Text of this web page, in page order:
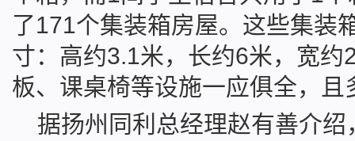
了171个集装箱房屋。这些集装
寸：高约3.1米，长约6米，宽约
板、课桌椅等设施一应俱全，且
据扬州同利总经理赵有善介